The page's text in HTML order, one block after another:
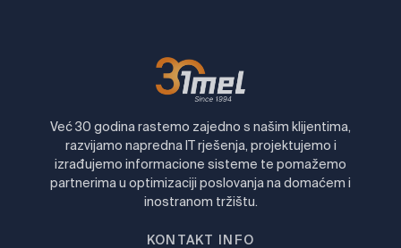
Već 30 godina rastemo zajedno s našim klijentima,
razvijamo napredna IT rješenja, projektujemo i
izrađujemo informacione sisteme te pomažemo
partnerima u optimizaciji poslovanja na domaćem i
inostranom tržištu.
KONTAKT INFO